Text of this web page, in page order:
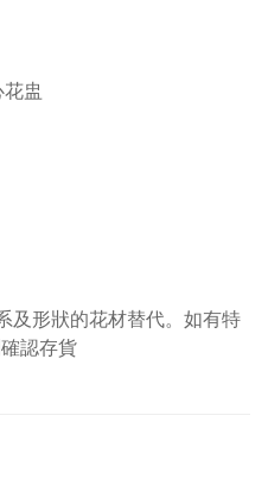
盅
及形狀的花材替代。如有特
認存貨